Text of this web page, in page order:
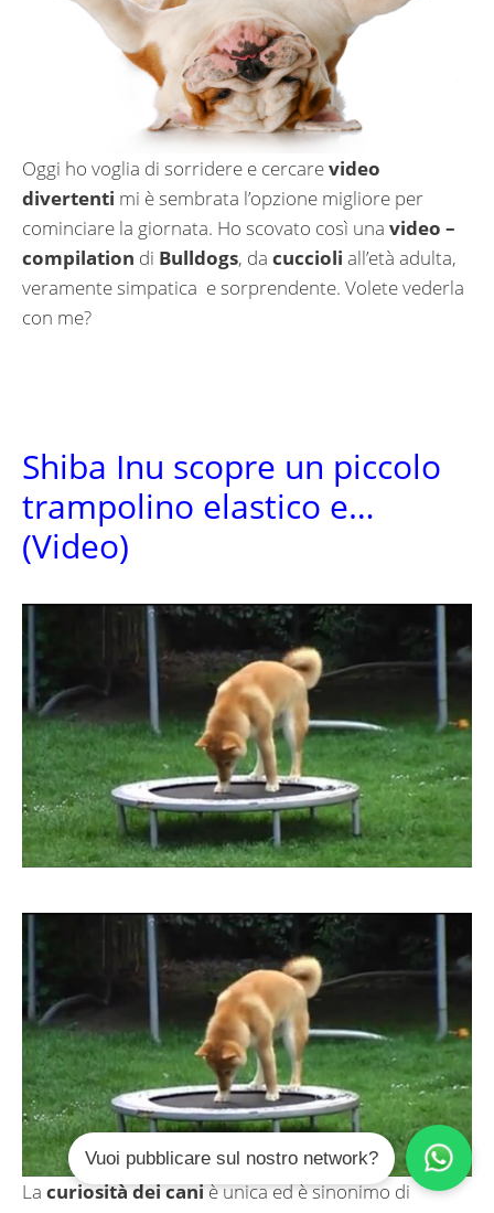
Oggi ho voglia di sorridere e cercarevideo
divertenti mi è sembrata l’opzione migliore per
cominciare la giornata. Ho scovato così una video –
compilation di Bulldogs, da cuccioli all’età adulta,
veramente simpatica e sorprendente. Volete vederla
con me?
Shiba Inu scopre un piccolo
trampolino elastico e…
(Video)
La curiosità dei caniè unica ed è sinonimo di
Vuoi pubblicare sul nostro network?